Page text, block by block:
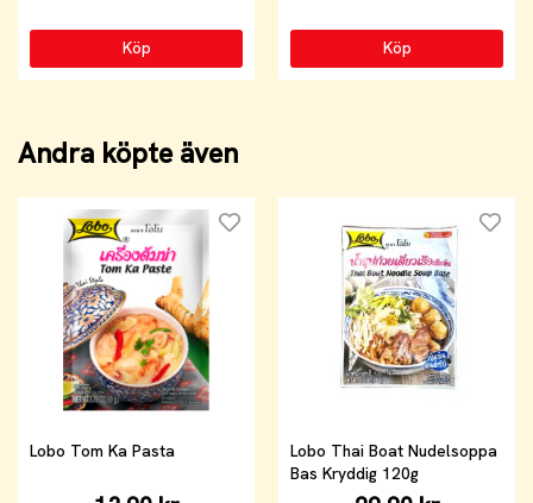
Köp Köp
Andra köpte även
Lobo Tom Ka Pasta
Lobo Thai Boat Nudelsoppa
Bas Kryddig 120g